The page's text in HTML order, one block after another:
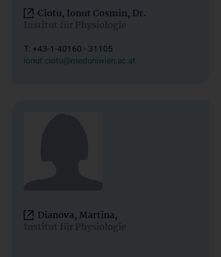
Ciotu, Ionut Cosmin, Dr.
Institut für Physiologie
T: +43-1-40160 - 31105
ionut.ciotu@meduniwien.ac.at
Dianova, Martina,
Institut für Physiologie